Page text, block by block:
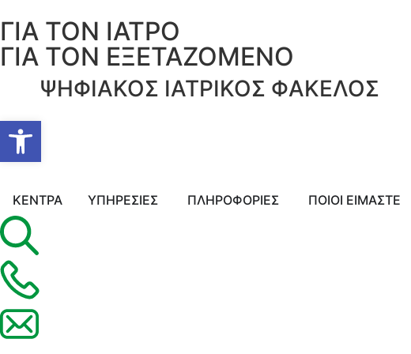
ΓΙΑ ΤΟΝ ΙΑΤΡΟ
ΓΙΑ ΤΟΝ ΕΞΕΤΑΖΟΜΕΝΟ
ΨΗΦΙΑΚΟΣ ΙΑΤΡΙΚΟΣ ΦΑΚΕΛΟΣ
ΚΕΝΤΡΑ ΥΠΗΡΕΣΙΕΣ ΠΛΗΡΟΦΟΡΙΕΣ ΠΟΙΟΙ ΕΙΜΑΣΤΕ
Ανοίξτε τη γραμμή εργαλείων